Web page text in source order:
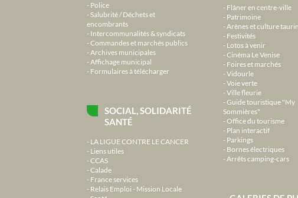
Police
Salubrité / Déchets et
encombrants
Intercommunalités & syndicats
Commandes et marchés publics
Archives municipales
Affichage municipal
Formulaires à télécharger
SOCIAL, SOLIDARITÉ
SANTÉ
LA LIGUE CONTRE LE CANCER
Liens utiles
CCAS
Calade
France services
Relais Emploi - Mission Locale
Flâner en centre-ville
Patrimoine
Arènes et culture
Festivités
Lotos à venir
Cinéma Le Venise
Foires et marchés
Vidourle
Voie verte
Ville fleurie
Guide touristique "My
Sommières"
Office du tourisme
Plan interactif
Parkings
Bornes électriques
Arrêts camping-cars